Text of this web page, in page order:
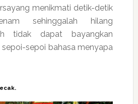
menikmati detik-detik
sehinggalah hilang
tidak dapat bayangkan
sepoi-sepoi bahasa menyapa